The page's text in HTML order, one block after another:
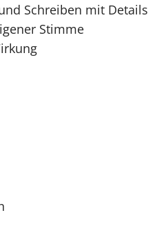
Schreiben mit Details
Stimme